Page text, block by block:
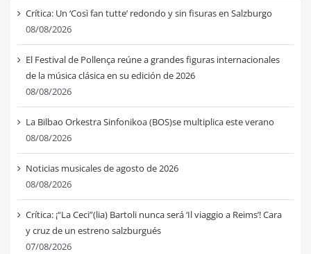
Crítica: Un ‘Così fan tutte’ redondo y sin fisuras en Salzburgo
08/08/2026
El Festival de Pollença reúne a grandes figuras internacionales
de la música clásica en su edición de 2026
08/08/2026
La Bilbao Orkestra Sinfonikoa (BOS)se multiplica este verano
08/08/2026
Noticias musicales de agosto de 2026
08/08/2026
Crítica: ¡“La Ceci”(lia) Bartoli nunca será ‘Il viaggio a Reims’! Cara
y cruz de un estreno salzburgués
07/08/2026